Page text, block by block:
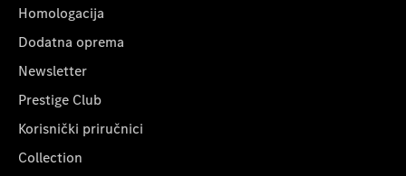
Homologacija
Dodatna oprema
Newsletter
Prestige Club
Korisnički priručnici
Collection